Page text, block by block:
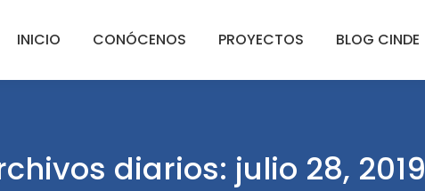
INICIO CONÓCENOS PROYECTOS BLOG CINDE
diarios: julio 28, 2019